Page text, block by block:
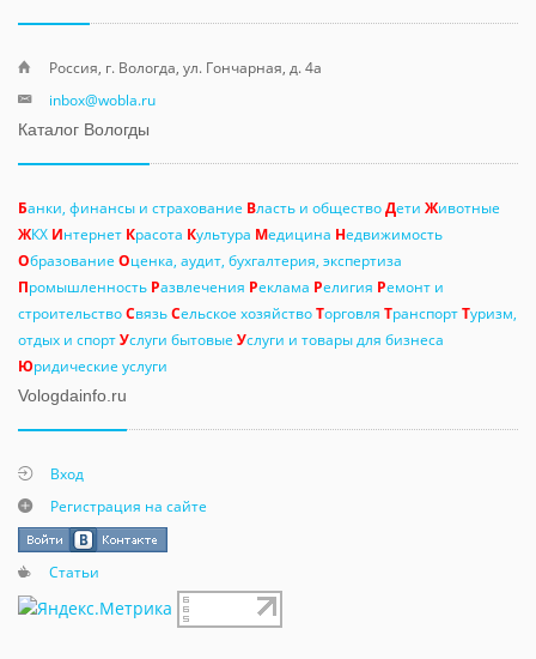
Россия, г. Вологда, ул. Гончарная, д. 4а
inbox@wobla.ru
Каталог Вологды
Банки, финансы и страхование Власть и обществоДети Животные
ЖКХ Интернет Красота Культура Медицина Недвижимость
Образование Оценка, аудит, бухгалтерия, экспертиза
Промышленность Развлечения Реклама Религия Ремонт и
строительствоСвязьСельское хозяйствоТорговля ТранспортТуризм,
отдых и спортУслуги бытовые Услуги и товары для бизнеса
Юридические услуги
Vologdainfo.ru
Вход
Регистрация на сайте
Статьи